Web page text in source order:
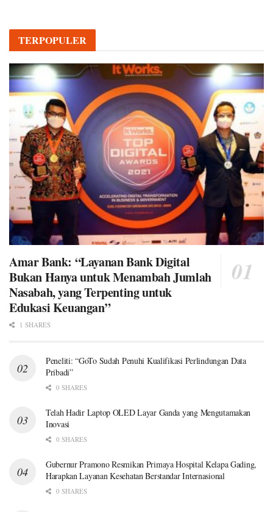
TERPOPULER
Amar Bank: “Layanan Bank Digital
Bukan Hanya untuk Menambah Jumlah
Nasabah, yang Terpenting untuk
Edukasi Keuangan”
1 SHARES
Peneliti: “GoTo Sudah Penuhi Kualifikasi Perlindungan Data
Pribadi”
0 SHARES
Telah Hadir Laptop OLED Layar Ganda yang Mengutamakan
Inovasi
0 SHARES
Gubernur Pramono Resmikan Primaya Hospital Kelapa Gading,
Harapkan Layanan Kesehatan Berstandar Internasional
0 SHARES